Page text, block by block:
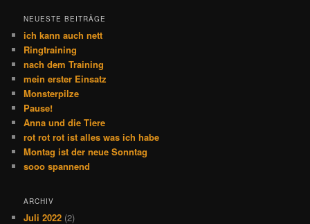
NEUESTE BEITRÄGE
ich kann auch nett
Ringtraining
nach dem Training
mein erster Einsatz
Monsterpilze
Pause!
Anna und die Tiere
rot rot rot ist alles was ich habe
Montag ist der neue Sonntag
sooo spannend
ARCHIV
Juli 2022 (2)